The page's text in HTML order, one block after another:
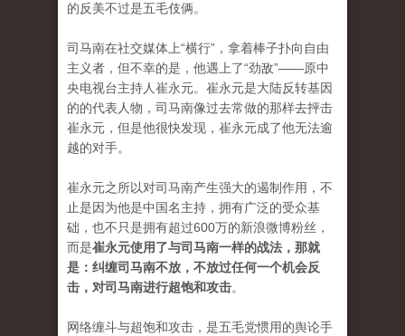
的反美不过是五毛伎俩。
司马南在社交媒体上“横行”，拿着棒子扑向自由
主义者，但不幸的是，他遇上了“劲敌”——原中
央电视台主持人崔永元。崔永元是大陆反转基因
的的代表人物，司马南像过去常做的那样去抨击
崔永元，但是他很快发现，崔永元成了他无法逾
越的对手。
崔永元之所以对司马南产生强大的遏制作用，不
止是因为他是中国名主持，拥有广泛的受众基
础，也不只是拥有超过600万的新浪微博粉丝，
而是崔永元使用了与司马南一样的战法，那就
是：纠缠司马南不放，不放过任何一个机会反
击，对司马南进行超饱和攻击。
网络缠斗与超饱和攻击，是五毛党惯用的舆论手